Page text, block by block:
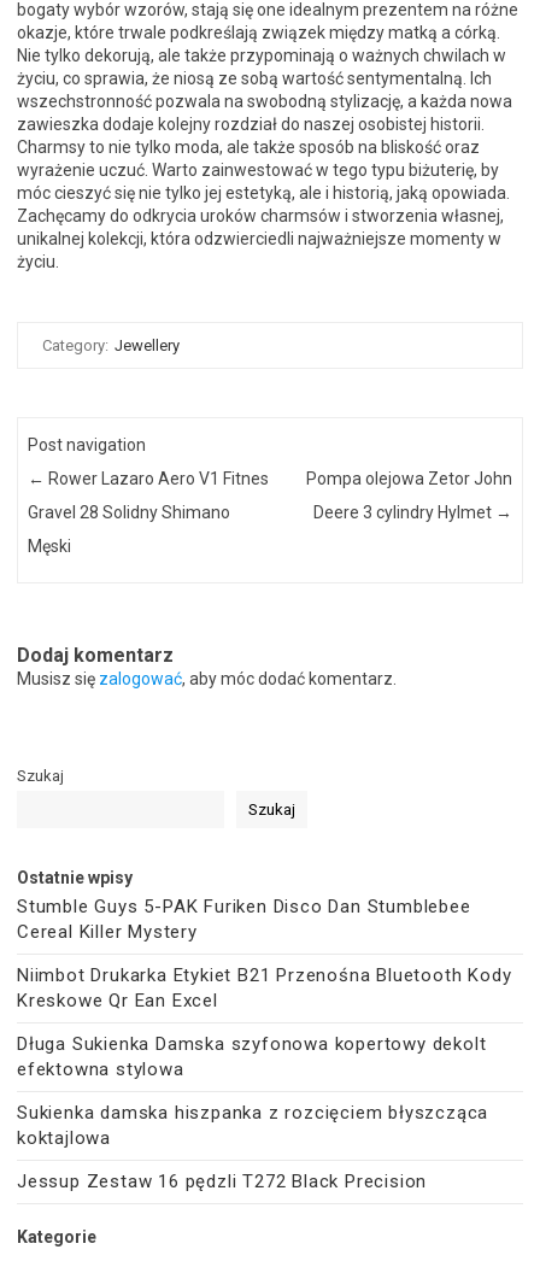
bogaty wybór wzorów, stają się one idealnym prezentem na różne
okazje, które trwale podkreślają związek między matką a córką.
Nie tylko dekorują, ale także przypominają o ważnych chwilach w
życiu, co sprawia, że niosą ze sobą wartość sentymentalną. Ich
wszechstronność pozwala na swobodną stylizację, a każda nowa
zawieszka dodaje kolejny rozdział do naszej osobistej historii.
Charmsy to nie tylko moda, ale także sposób na bliskość oraz
wyrażenie uczuć. Warto zainwestować w tego typu biżuterię, by
móc cieszyć się nie tylko jej estetyką, ale i historią, jaką opowiada.
Zachęcamy do odkrycia uroków charmsów i stworzenia własnej,
unikalnej kolekcji, która odzwierciedli najważniejsze momenty w
życiu.
Category: Jewellery
Post navigation
← Rower Lazaro Aero V1 Fitnes
Gravel 28 Solidny Shimano
Męski
Pompa olejowa Zetor John
Deere 3 cylindry Hylmet →
Dodaj komentarz
Musisz się zalogować, aby móc dodać komentarz.
Szukaj
Szukaj
Ostatnie wpisy
Stumble Guys 5-PAK Furiken Disco Dan Stumblebee
Cereal Killer Mystery
Niimbot Drukarka Etykiet B21 Przenośna Bluetooth Kody
Kreskowe Qr Ean Excel
Długa Sukienka Damska szyfonowa kopertowy dekolt
efektowna stylowa
Sukienka damska hiszpanka z rozcięciem błyszcząca
koktajlowa
Jessup Zestaw 16 pędzli T272 Black Precision
Kategorie